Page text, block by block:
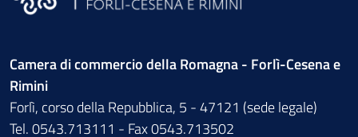
Camera di commercio della Romagna - Forlì-Cesena e
Rimini
Forlì, corso della Repubblica, 5 - 47121 (sede legale)
Tel. 0543.713111 - Fax 0543.713502